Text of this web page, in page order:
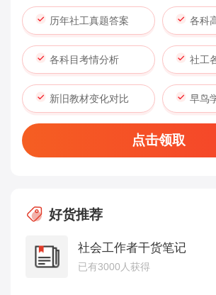
历年社工真题答案 各科
各科目考情分析 社工
新旧教材变化对比 早鸟
点击领取
好货推荐
社会工作者干货笔记
已有3000人获得